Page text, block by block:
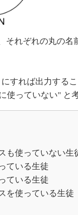
それぞれの丸の名
すれば出力する
っていない" と
使っていない生
いる生徒
いる生徒
使っている生徒